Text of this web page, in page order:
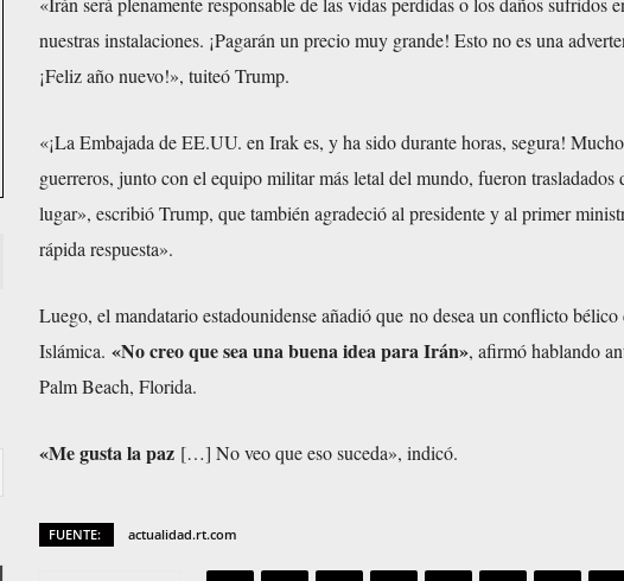
nuestras instalaciones. ¡Pagarán un precio muy grande! Esto no es una
¡Feliz año nuevo!», tuiteóTrump.
«¡La Embajada de EE.UU. en Irak es, y ha sido durante horas, segura!
guerreros, junto con el equipo militar más letal del mundo, fueron trasladados
lugar», escribió Trump, que también agradeció al presidente y al primer
rápida respuesta».
Luego, el mandatario estadounidenseañadióque no desea un conflicto
Islámica. «No creo que sea una buena idea para Irán», afirmó hablando
Palm Beach, Florida.
«Me gusta la paz […] No veo que eso suceda», indicó.
FUENTE: actualidad.rt.com